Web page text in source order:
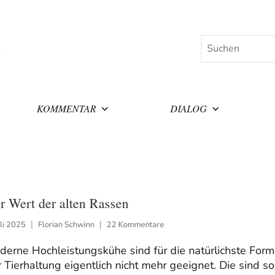
Suchen
KOMMENTAR DIALOG
Wert der alten Rassen
2025 Florian Schwinn 22 Kommentare
Hochleistungskühe sind für die natürlichste Form
Tierhaltung eigentlich nicht mehr geeignet. Die sind so